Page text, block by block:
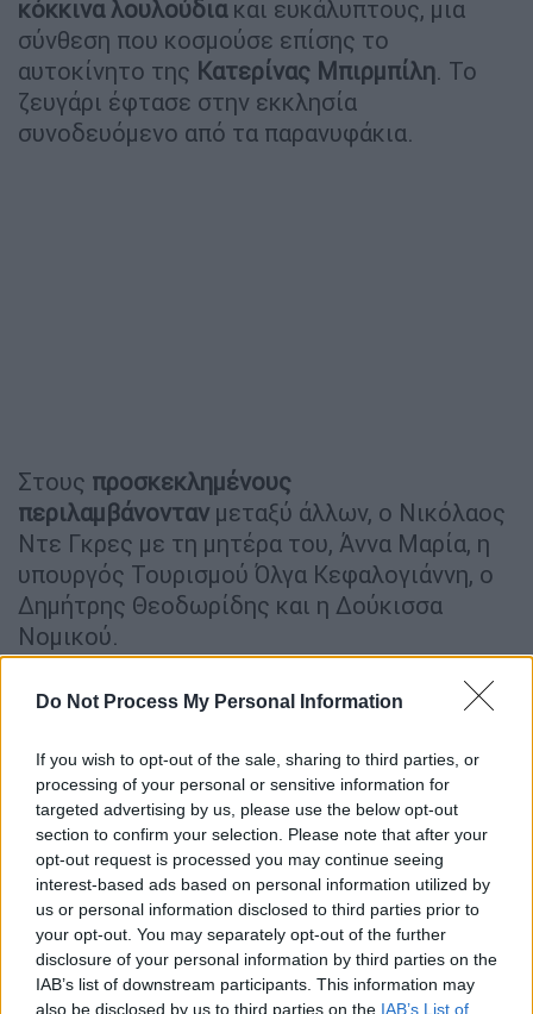
Do Not Process My Personal Information
If you wish to opt-out of the sale, sharing to third parties, or
processing of your personal or sensitive information for
targeted advertising by us, please use the below opt-out
section to confirm your selection. Please note that after your
opt-out request is processed you may continue seeing
interest-based ads based on personal information utilized by
us or personal information disclosed to third parties prior to
your opt-out. You may separately opt-out of the further
disclosure of your personal information by third parties on the
IAB’s list of downstream participants. This information may
also be disclosed by us to third parties on the IAB’s List of
κόκκινα λουλούδιακαι ευκάλυπτους, μια
σύνθεση που κοσμούσε επίσης το
αυτοκίνητο της Κατερίνας Μπιρμπίλη. Το
ζευγάρι έφτασε στην εκκλησία
συνοδευόμενο από τα παρανυφάκια.
Στους προσκεκλημένους
περιλαμβάνονταν μεταξύ άλλων, ο Νικόλαος
Ντε Γκρες με τη μητέρα του, Άννα Μαρία, η
υπουργός Τουρισμού Όλγα Κεφαλογιάννη, ο
Δημήτρης Θεοδωρίδης και η Δούκισσα
Νομικού.
Γάμος Βαρδινογιάννη-Μπιρμπίλη (NDPphoto)